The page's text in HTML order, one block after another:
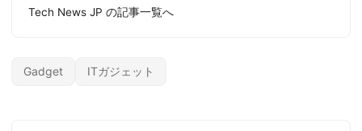
Tech News JP の記事一覧へ
Gadget ITガジェット